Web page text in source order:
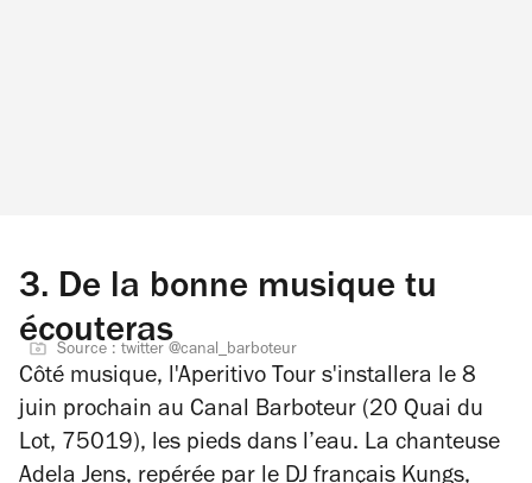
3. De la bonne musique tu
écouteras
Source : twitter @canal_barboteur
Côté musique, l'Aperitivo Tour s'installera le 8
juin prochain au Canal Barboteur (20 Quai du
Lot, 75019), les pieds dans l’eau. La chanteuse
Adela Jens, repérée par le DJ français Kungs,